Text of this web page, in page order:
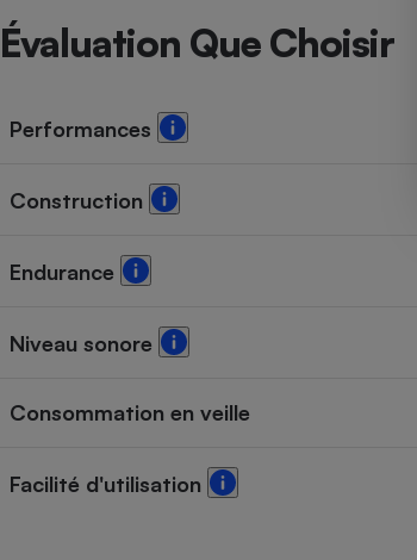
Évaluation Que Choisir
Performances
Construction
Endurance
Niveau sonore
Consommation en veille
Facilité d'utilisation